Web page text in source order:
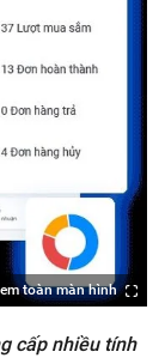
toàn màn hình
cấp nhiều tính